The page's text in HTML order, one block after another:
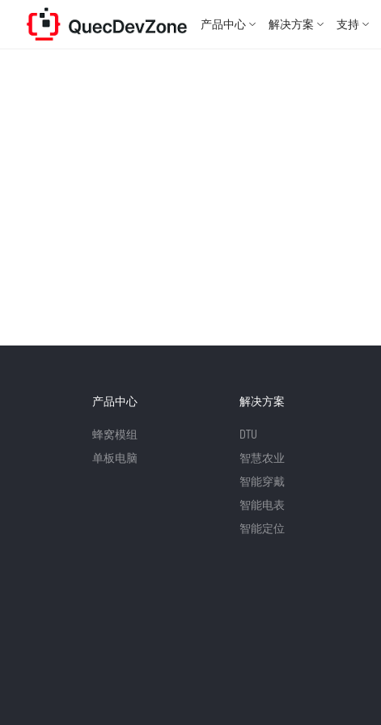
产品中心 解决方案 支持
产品中心
蜂窝模组
单板电脑
解决方案
DTU
智慧农业
智能穿戴
智能电表
智能定位